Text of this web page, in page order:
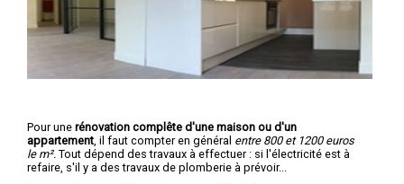
Pour une rénovation complête d'une maison ou d'un
appartement , il faut compter en général entre 800 et 1200 euros
le m². Tout dépend des travaux à effectuer : si l'électricité est à
refaire, s'il y a des travaux de plomberie à prévoir...